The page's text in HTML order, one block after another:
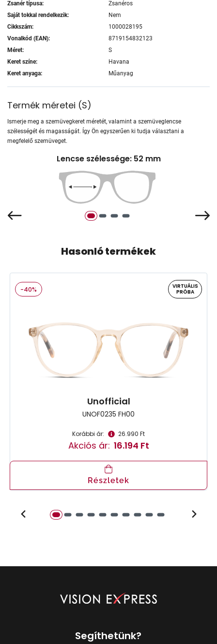
Zsanér típusa:
Zsanéros
Saját tokkal rendelkezik:
Nem
Cikkszám:
1000028195
Vonalkód (EAN):
8719154832123
Méret:
S
Keret színe:
Havana
Keret anyaga:
Műanyag
Termék méretei (S)
Ismerje meg a szemüvegkeret méretét, valamint a szemüveglencse
szélességét és magasságát. Így Ön egyszerűen ki tudja választani a
megfelelő szemüveget.
Lencse szélessége: 52 mm
Hasonló termékek
-40%
VIRTUÁLIS
PRÓBA
Unofficial
UNOF0235 FH00
Korábbi ár: 26.990 Ft
Akciós ár: 16.194 Ft
Részletek
Segíthetünk?